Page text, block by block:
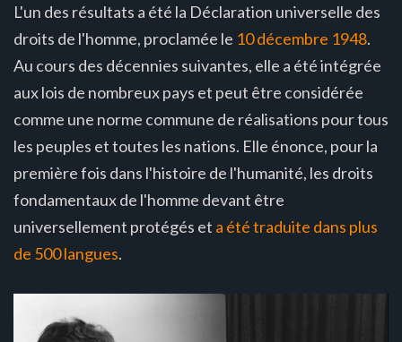
L'un des résultats a été la Déclaration universelle des
droits de l'homme, proclamée le 10 décembre 1948.
Au cours des décennies suivantes, elle a été intégrée
aux lois de nombreux pays et peut être considérée
comme une norme commune de réalisations pour tous
les peuples et toutes les nations. Elle énonce, pour la
première fois dans l'histoire de l'humanité, les droits
fondamentaux de l'homme devant être
universellement protégés et a été traduite dans plus
de 500 langues.